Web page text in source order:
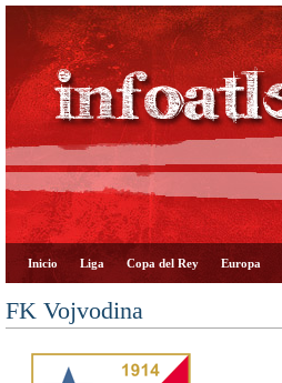
Inicio Liga Copa del Rey Europa
FK Vojvodina